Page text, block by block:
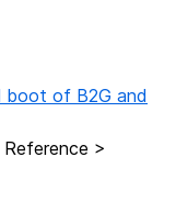
boot of B2G and
>